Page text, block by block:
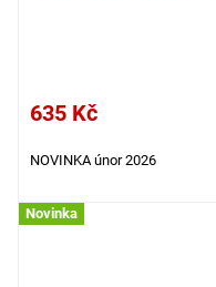
635 Kč
NOVINKA únor 2026
Novinka